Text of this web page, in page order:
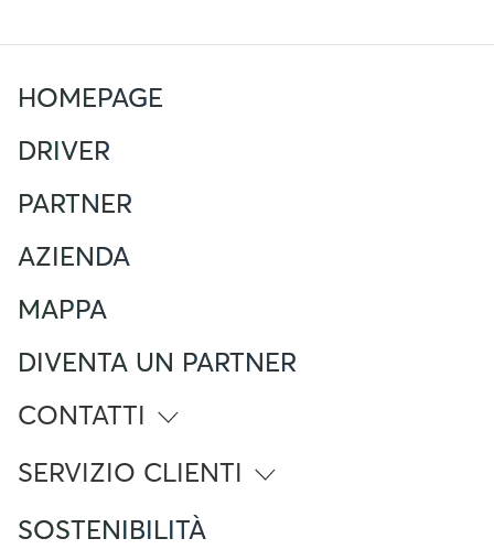
HOMEPAGE
DRIVER
PARTNER
AZIENDA
MAPPA
DIVENTA UN PARTNER
CONTATTI
SERVIZIO CLIENTI
800 961 624
SOSTENIBILITÀ